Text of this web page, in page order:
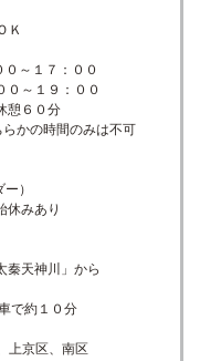
Ｋ
～１７：００
１９：００
０分
かの時間のみは不可
）
休みあり
天神川」から
で約１０分
上京区、南区